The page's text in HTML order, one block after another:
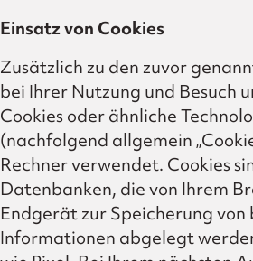
Einsatz von Cookies
Zusätzlich zu den zuvor
bei Ihrer Nutzung und Besuch
Cookies oder ähnliche
(nachfolgend allgemein
Rechner verwendet. Cookies
Datenbanken, die von Ihrem
Endgerät zur Speicherung
Informationen abgelegt